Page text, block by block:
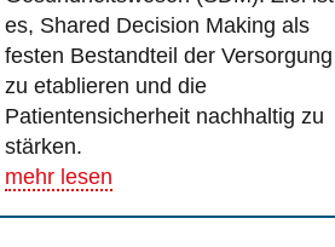
es, Shared Decision Making als
festen Bestandteil der Versorgung
zu etablieren und die
Patientensicherheit nachhaltig zu
stärken.
mehr lesen